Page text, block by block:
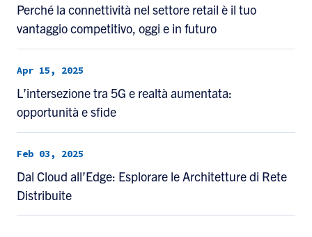
Perché la connettività nel settore retail è il tuo
vantaggio competitivo, oggi e in futuro
Apr 15, 2025
L’intersezione tra 5G e realtà aumentata:
opportunità e sfide
Feb 03, 2025
Dal Cloud all’Edge: Esplorare le Architetture di Rete
Distribuite